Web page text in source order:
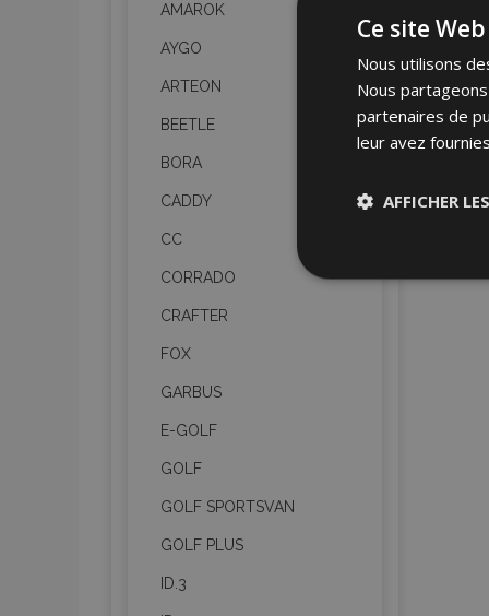
AMAROK
AYGO
ARTEON
BEETLE
BORA
CADDY
CC
CORRADO
CRAFTER
FOX
GARBUS
E-GOLF
GOLF
GOLF SPORTSVAN
GOLF PLUS
ID.3
Ce site
Nous utilisons
Nous
partenaires de
leur avez
AFFICHER